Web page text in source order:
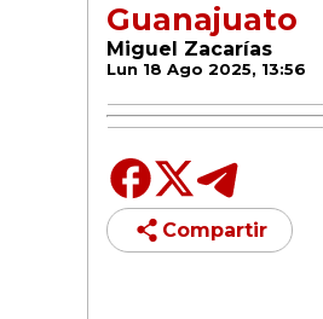
Guanajuato
Miguel Zacarías
Lun 18 Ago 2025, 13:56
Compartir